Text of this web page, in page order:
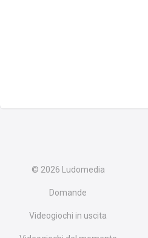
© 2026 Ludomedia
Domande
Videogiochi in uscita